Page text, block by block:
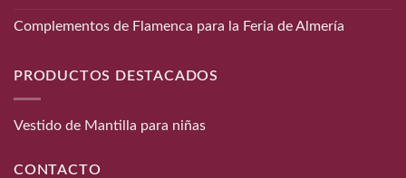
Complementos de Flamenca para la Feria de Almería
PRODUCTOS DESTACADOS
Vestido de Mantilla para niñas
CONTACTO